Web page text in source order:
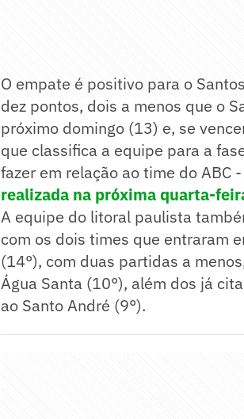
O empate é positivo para o
dez pontos, dois a menos que o
próximo domingo (13) e, se
que classifica a equipe para a
fazer em relação ao time do ABC -
realizada na próxima quarta-
A equipe do litoral paulista
com os dois times que entraram
(14°), com duas partidas a
Água Santa (10°), além dos já
ao Santo André (9°).